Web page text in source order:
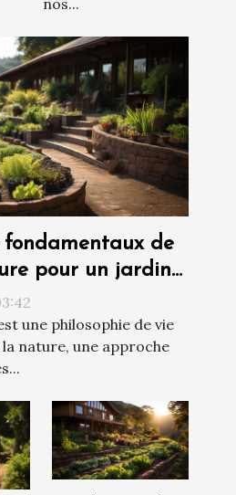
nos...
fondamentaux de
pour un jardin
une philosophie de vie
nature, une approche